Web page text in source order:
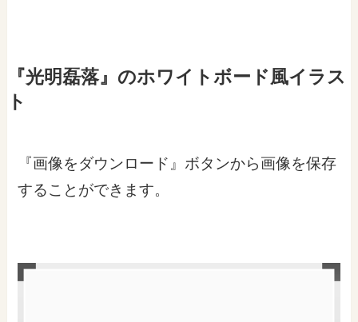
『光明磊落』のホワイトボード風イラス
ト
『画像をダウンロード』ボタンから画像を保存
することができます。